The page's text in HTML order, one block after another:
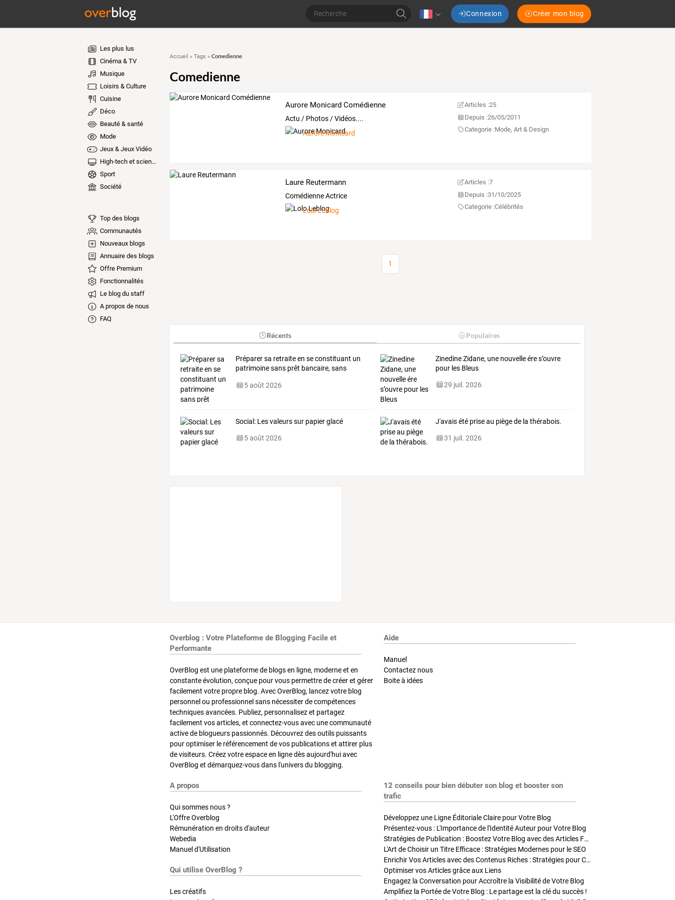
Connexion Créer mon blog
Les plus lus
Cinéma & TV
Musique
Loisirs & Culture
Cuisine
Déco
Beauté & santé
Mode
Jeux & Jeux Vidéo
High-tech et sciences
Sport
Société
Top des blogs
Communautés
Nouveaux blogs
Annuaire des blogs
Offre Premium
Fonctionnalités
Le blog du staff
A propos de nous
FAQ
Accueil » Tags » Comedienne
Comedienne
Aurore Monicard Comédienne
Actu / Photos / Vidéos....
Aurore Monicard
Articles :25
Depuis :26/05/2011
Categorie :Mode, Art & Design
Laure Reutermann
Comédienne Actrice
Lolo Leblog
Articles :7
Depuis :31/10/2025
Categorie :Célébrités
1
Récents Populaires
Préparersa retraiteen seconstituant un
patrimoinesansprêt bancaire, sans
5 août 2026
Zinedine Zidane, une nouvelle ére s’ouvre
pour les Bleus
29 juil. 2026
Social: Les valeurs sur papier glacé
5 août 2026
J'avais été prise au piège de la thérabois.
31 juil. 2026
Overblog : Votre Plateforme de Blogging Facile et
Performante
OverBlog est une plateforme de blogs en ligne, moderne et en
constante évolution, conçue pour vous permettre de créer et gérer
facilement votre propre blog. Avec OverBlog, lancez votre blog
personnel ou professionnel sans nécessiter de compétences
techniques avancées. Publiez, personnalisez et partagez
facilement vos articles, et connectez-vous avec une communauté
active de blogueurs passionnés. Découvrez des outils puissants
pour optimiser le référencement de vos publications et attirer plus
de visiteurs. Créez votre espace en ligne dès aujourd'hui avec
OverBlog et démarquez-vous dans l'univers du blogging.
Aide
Manuel
Contactez nous
Boite à idées
A propos
Qui sommes nous ?
L'Offre Overblog
Rémunération en droits d'auteur
Webedia
Manuel d'Utilisation
Qui utilise OverBlog ?
Les créatifs
12 conseils pour bien débuter son blog et booster son
trafic
Développez une Ligne Éditoriale Claire pour Votre Blog
Présentez-vous : L'Importance de l'Identité Auteur pour Votre Blog
Stratégies de Publication : Boostez Votre Blog avec des Articles Fréquents et Exclusifs
L'Art de Choisir un Titre Efficace : Stratégies Modernes pour le SEO
Enrichir Vos Articles avec des Contenus Riches : Stratégies pour Captiver et Optimiser
Optimiser vos Articles grâce aux Liens
Engagez la Conversation pour Accroître la Visibilité de Votre Blog
Amplifiez la Portée de Votre Blog : Le partage est la clé du succès !